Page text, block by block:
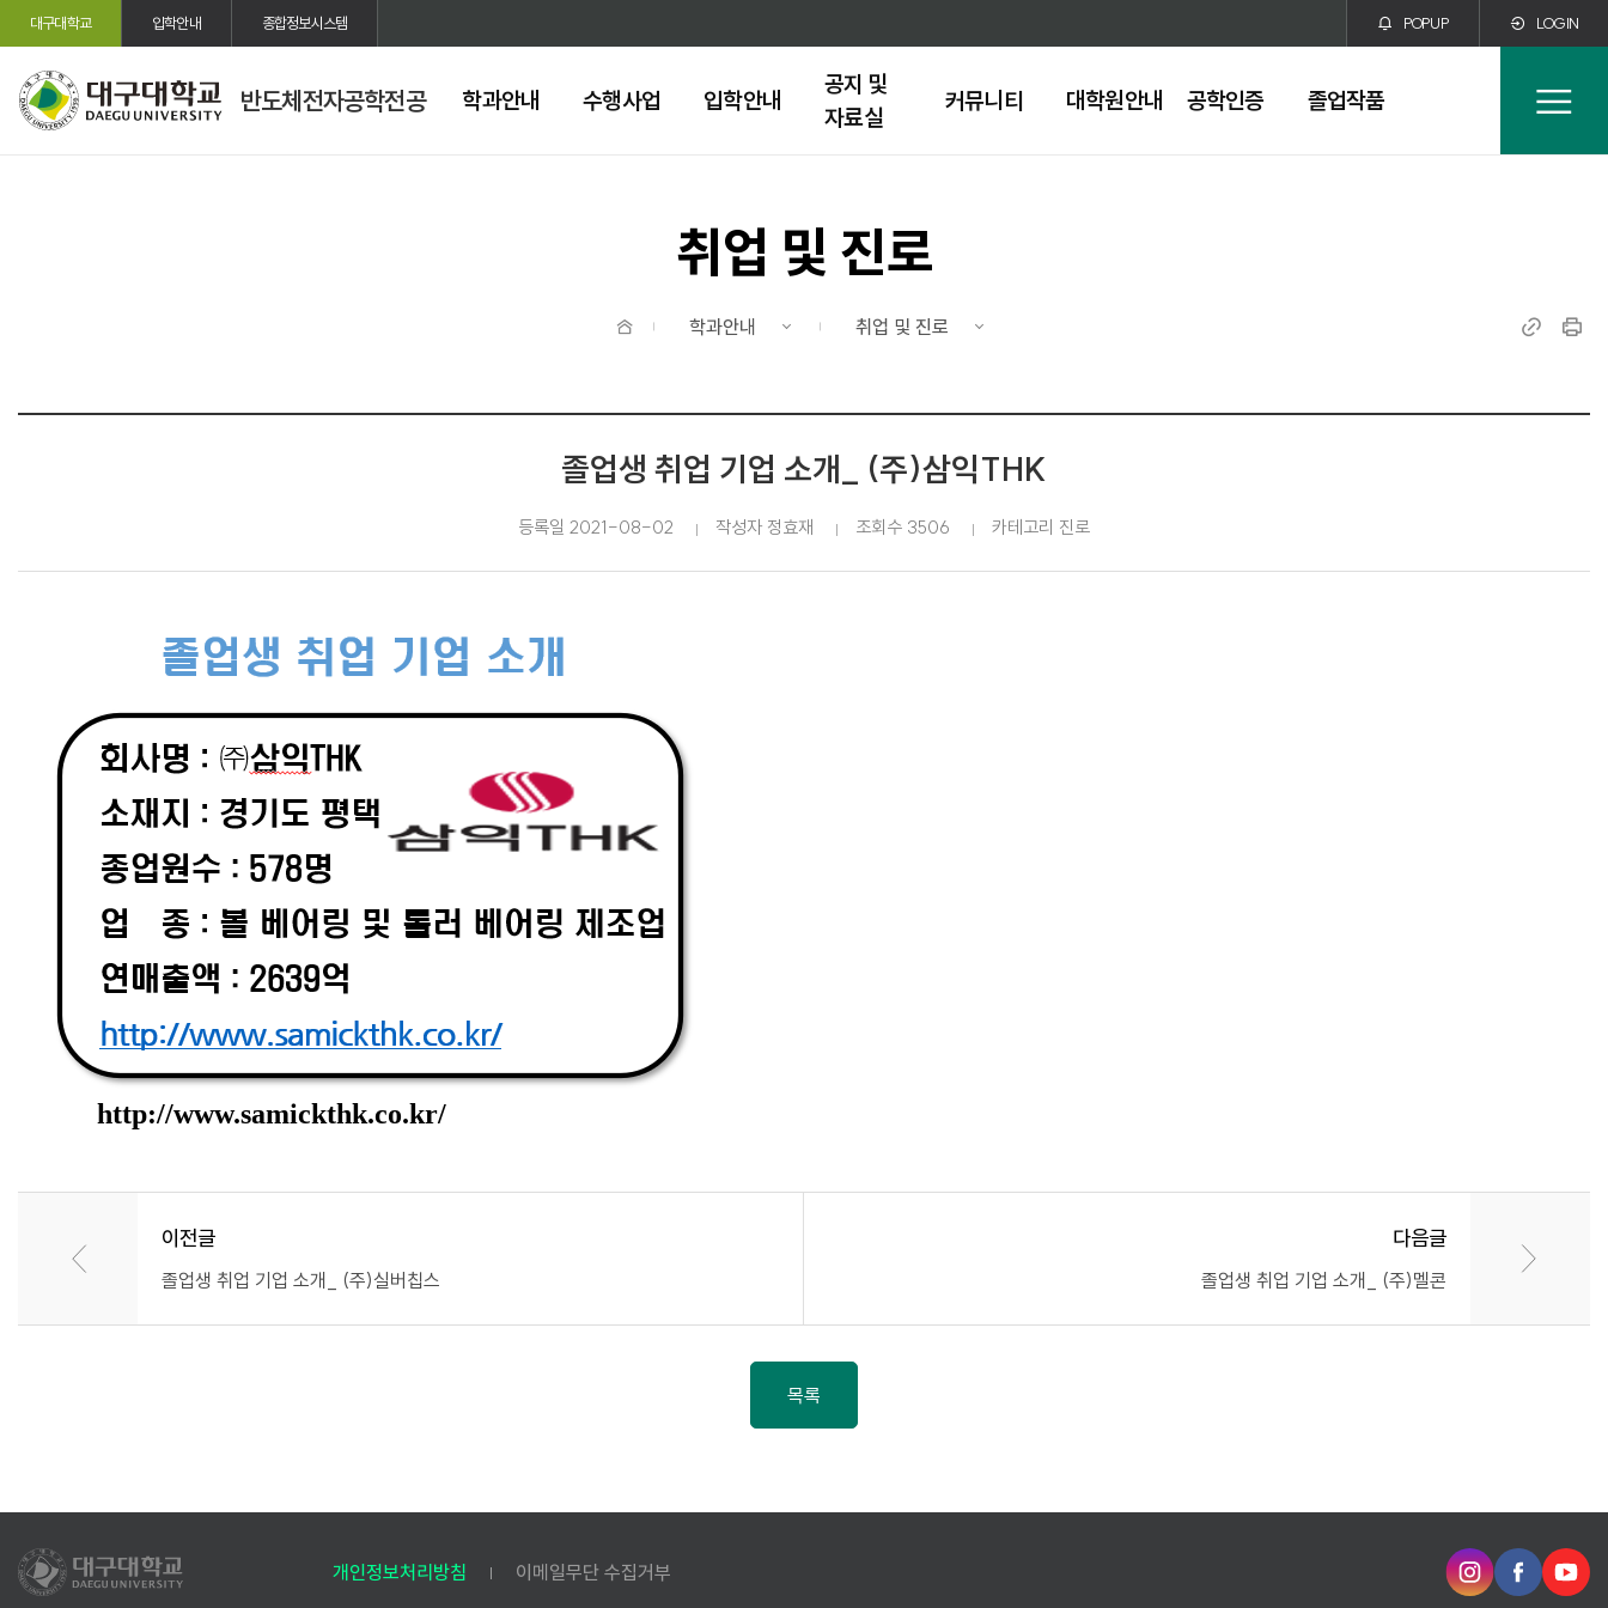
대구대학교 입학안내 종합정보시스템 POPUP LOGIN
반도체전자공학전공 학과안내 수행사업 입학안내
공지 및
자료실
커뮤니티 대학원안내 공학인증 졸업작품
전
메
취업 및 진로
학과안내 취업 및 진로
링
졸업생 취업 기업 소개_ (주)삼익THK
등록일 2021-08-02 작성자 정효재 조회수 3506 카테고리 진로
http://www.samickthk.co.kr/
이전글
졸업생 취업 기업 소개_ (주)실버칩스
다음글
졸업생 취업 기업 소개_ (주)멜콘
목록
개인정보처리방침 이메일무단 수집거부
인
스
페
이
유